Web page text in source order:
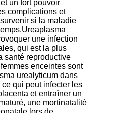
un fort pouvoir
complications et
si la maladie
une infection
qui est la plus
santé reproductive
enceintes sont
urealyticum dans
ce qui peut infecter les
et entraîner un
une mortinatalité